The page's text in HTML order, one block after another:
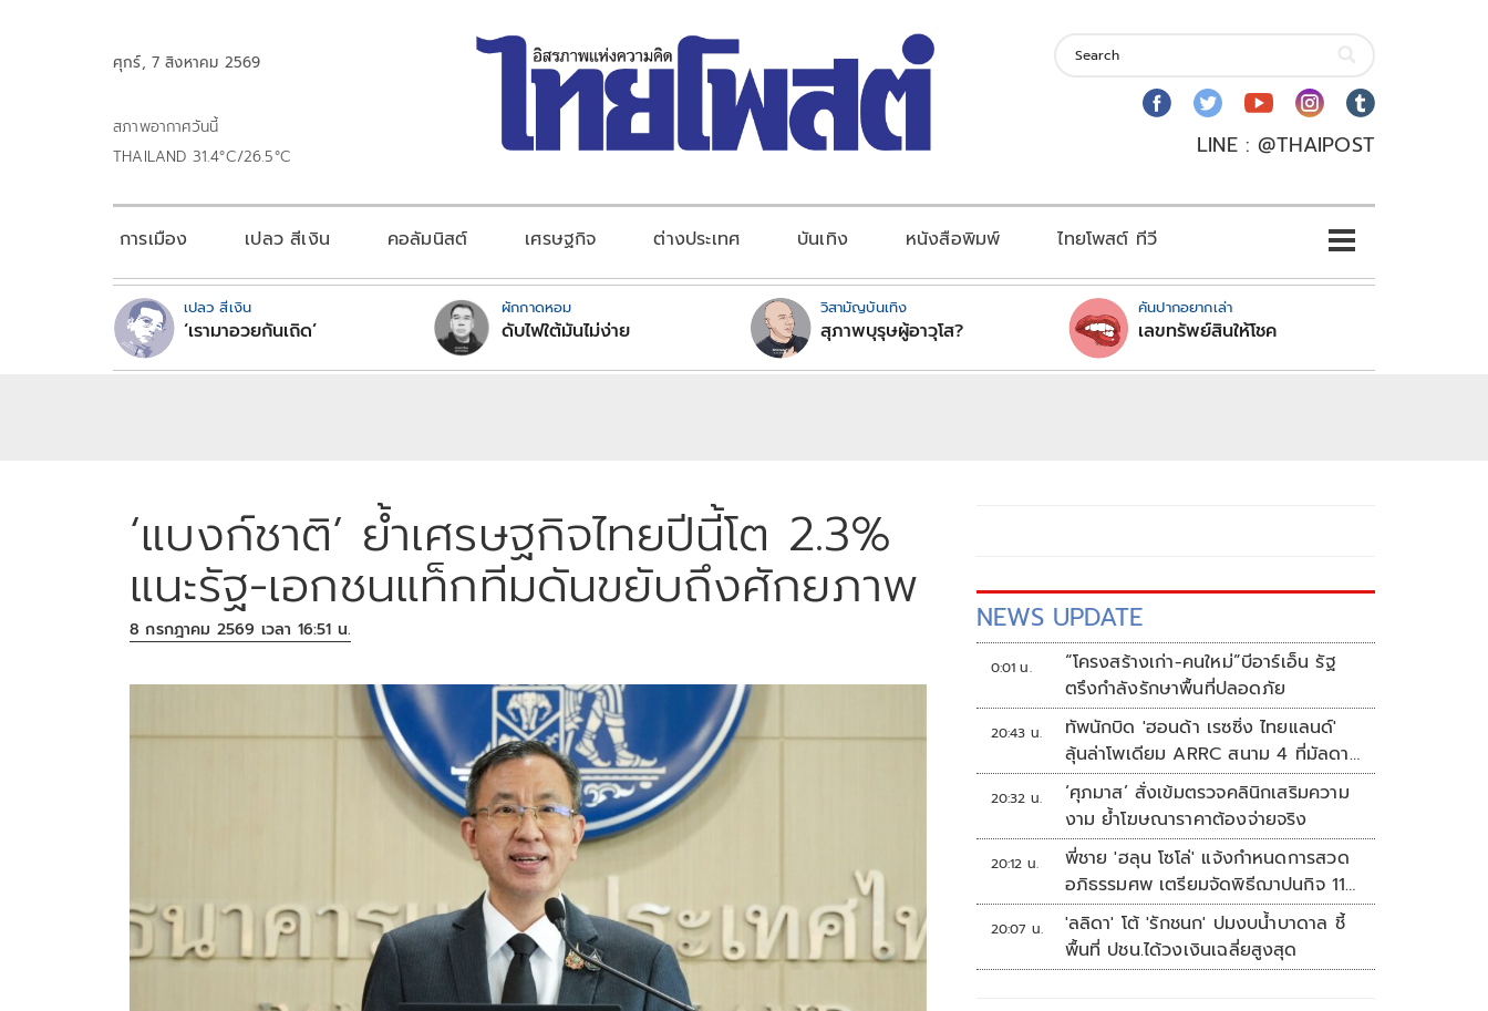
ศุกร์, 7 สิงหาคม 2569
สภาพอากาศวันนี้
THAILAND 31.4°C/26.5°C
LINE : @THAIPOST
การเมือง เปลว สีเงิน คอลัมนิสต์ เศรษฐกิจ ต่างประเทศ บันเทิง หนังสือพิมพ์ ไทยโพสต์ ทีวี
เปลว สีเงิน
‘เรามาอวยกันเถิด’
ผักกาดหอม
ดับไฟใต้มันไม่ง่าย
วิสามัญบันเทิง
สุภาพบุรุษผู้อาวุโส?
คันปากอยากเล่า
เลขทรัพย์สินให้โชค
‘แบงก์ชาติ’ ย้ำเศรษฐกิจไทยปีนี้โต 2.3%
แนะรัฐ-เอกชนแท็กทีมดันขยับถึงศักยภาพ
8 กรกฎาคม 2569 เวลา 16:51 น. NEWS UPDATE
0:01 น.
“โครงสร้างเก่า-คนใหม่”บีอาร์เอ็น รัฐ
ตรึงกำลังรักษาพื้นที่ปลอดภัย
20:43 น.
ทัพนักบิด 'ฮอนด้า เรซซิ่ง ไทยแลนด์'
ลุ้นล่าโพเดียม ARRC สนาม 4 ที่มัลดาลิ
กา
20:32 น.
‘ศุภมาส’ สั่งเข้มตรวจคลินิกเสริมความ
งาม ย้ำโฆษณาราคาต้องจ่ายจริง
20:12 น.
พี่ชาย 'ฮลุน โซโล่' แจ้งกำหนดการสวด
อภิธรรมศพ เตรียมจัดพิธีฌาปนกิจ 11
ส.ค.
20:07 น.
'ลลิดา' โต้ 'รักชนก' ปมงบน้ำบาดาล ชี้
พื้นที่ ปชน.ได้วงเงินเฉลี่ยสูงสุด